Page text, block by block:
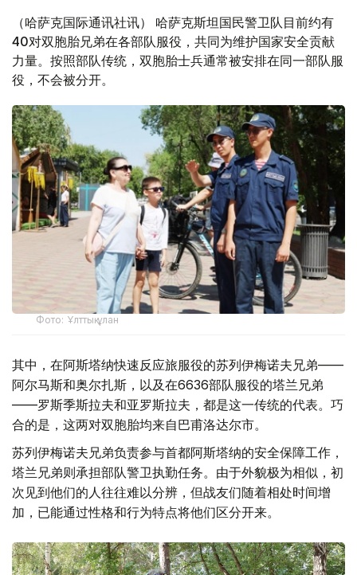
（哈萨克国际通讯社讯） 哈萨克斯坦国民警卫队目前约有
40对双胞胎兄弟在各部队服役，共同为维护国家安全贡献
力量。按照部队传统，双胞胎士兵通常被安排在同一部队服
役，不会被分开。
Фото: Ұлттық ұлан
其中，在阿斯塔纳快速反应旅服役的苏列伊梅诺夫兄弟——
阿尔马斯和奥尔扎斯，以及在6636部队服役的塔兰兄弟
——罗斯季斯拉夫和亚罗斯拉夫，都是这一传统的代表。巧
合的是，这两对双胞胎均来自巴甫洛达尔市。
苏列伊梅诺夫兄弟负责参与首都阿斯塔纳的安全保障工作，
塔兰兄弟则承担部队警卫执勤任务。由于外貌极为相似，初
次见到他们的人往往难以分辨，但战友们随着相处时间增
加，已能通过性格和行为特点将他们区分开来。